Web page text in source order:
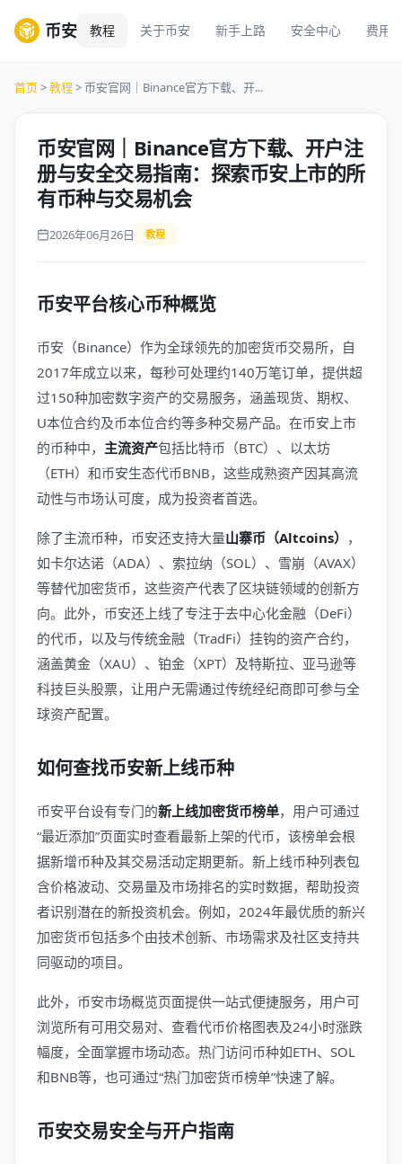
币安 教程 关于币安 新手上路 安全中心 费用
首页>教程> 币安官网｜Binance官方下载、开...
币安官网｜Binance官方下载、开户注
册与安全交易指南：探索币安上市的所
有币种与交易机会
2026年06月26日 教程
币安平台核心币种概览
币安（Binance）作为全球领先的加密货币交易所，自
2017年成立以来，每秒可处理约140万笔订单，提供超
过150种加密数字资产的交易服务，涵盖现货、期权、
U本位合约及币本位合约等多种交易产品。在币安上市
的币种中， 主流资产包括比特币（BTC）、以太坊
（ETH）和币安生态代币BNB，这些成熟资产因其高流
动性与市场认可度，成为投资者首选。
除了主流币种，币安还支持大量山寨币（Altcoins） ，
如卡尔达诺（ADA）、索拉纳（SOL）、雪崩（AVAX）
等替代加密货币，这些资产代表了区块链领域的创新方
向。此外，币安还上线了专注于去中心化金融（DeFi）
的代币，以及与传统金融（TradFi）挂钩的资产合约，
涵盖黄金（XAU）、铂金（XPT）及特斯拉、亚马逊等
科技巨头股票，让用户无需通过传统经纪商即可参与全
球资产配置。
如何查找币安新上线币种
币安平台设有专门的新上线加密货币榜单，用户可通过
“最近添加”页面实时查看最新上架的代币，该榜单会根
据新增币种及其交易活动定期更新。新上线币种列表包
含价格波动、交易量及市场排名的实时数据，帮助投资
者识别潜在的新投资机会。例如，2024年最优质的新兴
加密货币包括多个由技术创新、市场需求及社区支持共
同驱动的项目。
此外，币安市场概览页面提供一站式便捷服务，用户可
浏览所有可用交易对、查看代币价格图表及24小时涨跌
幅度，全面掌握市场动态。热门访问币种如ETH、SOL
和BNB等，也可通过“热门加密货币榜单”快速了解。
币安交易安全与开户指南